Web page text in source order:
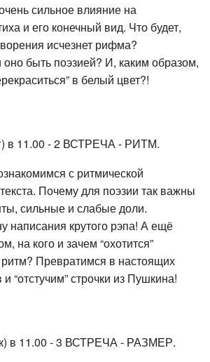
сильное влияние на
и его конечный вид. Что будет,
исчезнет рифма?
оно быть поэзией? И, каким образом,
в белый цвет?!
в 11.00 - 2 ВСТРЕЧА - РИТМ.
с ритмической
Почему для поэзии так важны
сильные и слабые доли.
написания крутого рэпа! А ещё
на кого и зачем “охотится”
Превратимся в настоящих
“отстучим” строчки из Пушкина!
в 11.00 - 3 ВСТРЕЧА - РАЗМЕР.